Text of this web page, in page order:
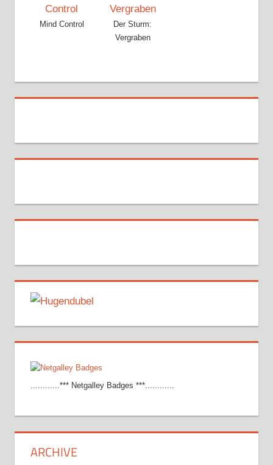
Mind Control
Der Sturm:
Vergraben
............*** Netgalley Badges ***............
ARCHIVE